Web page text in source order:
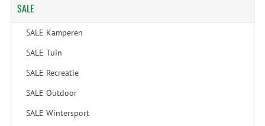
SALE
SALE Kamperen
SALE Tuin
SALE Recreatie
SALE Outdoor
SALE Wintersport